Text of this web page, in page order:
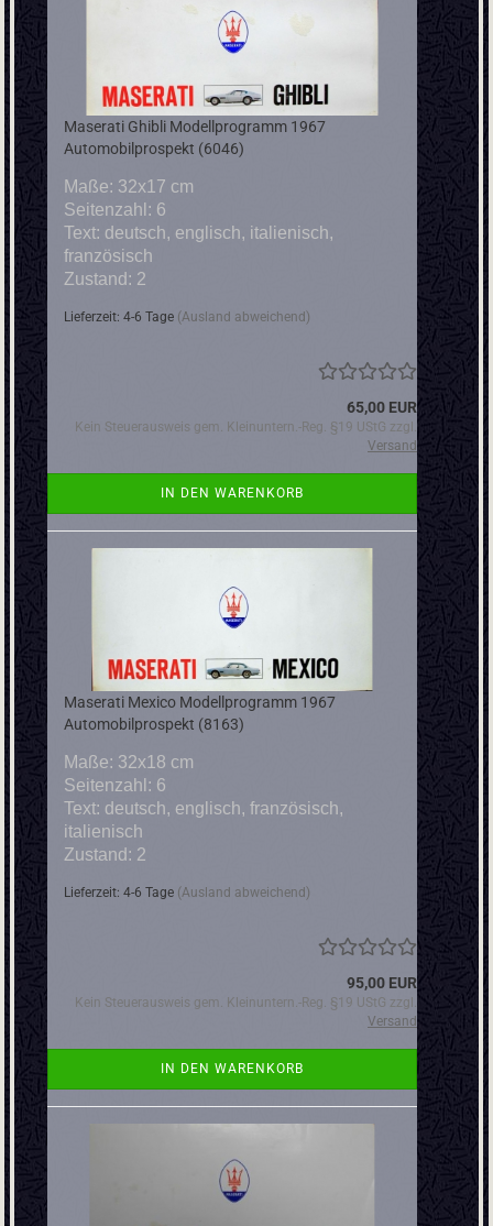
Maserati Ghibli Modellprogramm 1967
Automobilprospekt (6046)
Maße: 32x17 cm
Seitenzahl: 6
Text: deutsch, englisch, italienisch,
französisch
Zustand: 2
Lieferzeit: 4-6 Tage (Ausland abweichend)
65,00 EUR
Kein Steuerausweis gem. Kleinuntern.-Reg. §19 UStG zzgl.
Versand
IN DEN WARENKORB
Maserati Mexico Modellprogramm 1967
Automobilprospekt (8163)
Maße: 32x18 cm
Seitenzahl: 6
Text: deutsch, englisch, französisch,
italienisch
Zustand: 2
Lieferzeit: 4-6 Tage (Ausland abweichend)
95,00 EUR
Kein Steuerausweis gem. Kleinuntern.-Reg. §19 UStG zzgl.
Versand
IN DEN WARENKORB